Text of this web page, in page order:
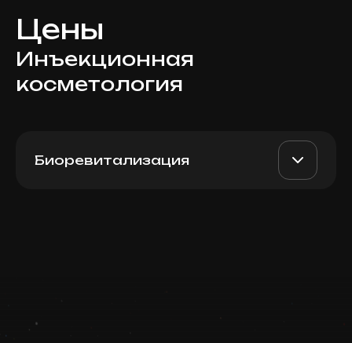
Цены
Инъекционная
косметология
Биоревитализация